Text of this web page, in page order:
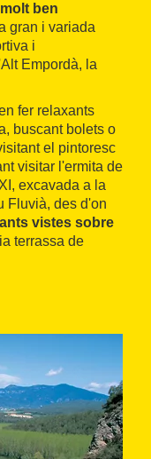
ben
gran i variada
i
Empordà, la
fer relaxants
buscant bolets o
el pintoresc
visitar l'ermita de
excavada a la
Fluvià, des d'on
vistes sobre
terrassa de